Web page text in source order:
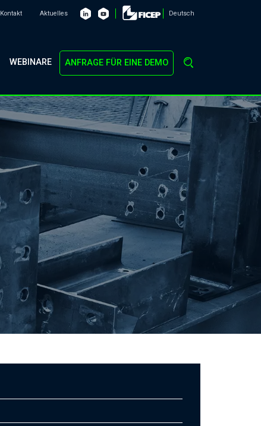
Kontakt Aktuelles Deutsch
WEBINARE ANFRAGE FÜR EINE DEMO